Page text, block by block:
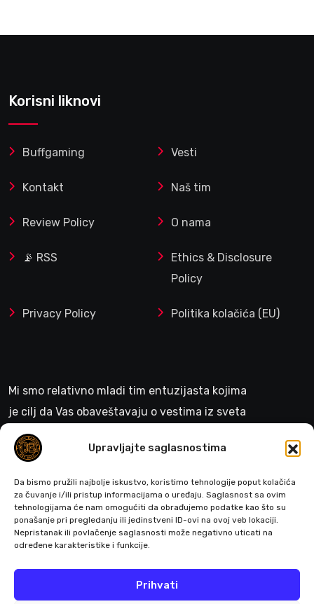
Upravljajte saglasnostima
Da bismo pružili najbolje iskustvo, koristimo tehnologije poput kolačića
za čuvanje i/ili pristup informacijama o uređaju. Saglasnost sa ovim
tehnologijama će nam omogućiti da obrađujemo podatke kao što su
ponašanje pri pregledanju ili jedinstveni ID-ovi na ovoj veb lokaciji.
Nepristanak ili povlačenje saglasnosti može negativno uticati na
određene karakteristike i funkcije.
Prihvati
Korisni liknovi
Buffgaming Vesti
Kontakt Naš tim
Review Policy O nama
📡 RSS
Ethics & Disclosure
Policy
Privacy Policy Politika kolačića (EU)
Mi smo relativno mladi tim entuzijasta kojima
je cilj da Vas obaveštavaju o vestima iz sveta
gejminga
>
Pratite nas